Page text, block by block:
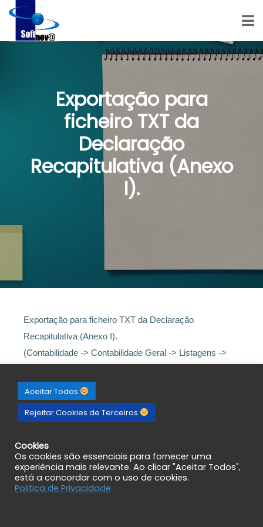
Exportação para
ficheiro TXT da
Declaração
Recapitulativa (Anexo
I).
Exportação para ficheiro TXT da Declaração
Recapitulativa (Anexo I).
(Contabilidade -> Contabilidade Geral -> Listagens ->
Aceitar Todos
Rejeitar Cookies de Terceiros
Cookies
Os cookies são essenciais para fornecer uma
experiência mais relevante. Ao clicar "Aceitar Todos",
está a concordar com o uso de cookies.
Politica de Privacidade